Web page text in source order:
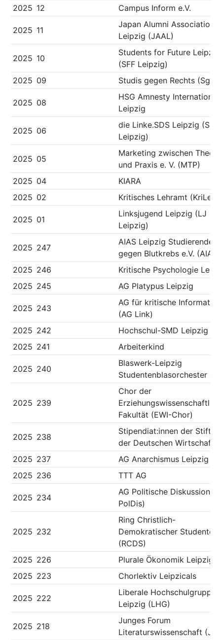
2025 12 Campus Inform e.V.
2025 11
Japan Alumni Association
Leipzig (JAAL)
2025 10
Students for Future Leipzig
(SFF Leipzig)
2025 09 Studis gegen Rechts (SgR)
2025 08
HSG Amnesty International
Leipzig
2025 06
die Linke.SDS Leipzig (SDS
Leipzig)
2025 05
Marketing zwischen
und Praxis e. V. (MTP)
2025 04
KIARA
2025 02 Kritisches Lehramt (KriLe)
2025 01
Linksjugend Leipzig (LJ
Leipzig)
2025 247
AIAS Leipzig Studierende
gegen Blutkrebs e.V. (AIAS)
2025 246
Kritische Psychologie
2025 245 AG Platypus Leipzig
2025 243
AG für kritische Informatik
(AG Link)
2025 242
Hochschul-SMD Leipzig
2025 241 Arbeiterkind
2025 240
Blaswerk-Leipzig
Studentenblasorchester
2025 239
Chor der
Fakultät (EWI-Chor)
2025 238
Stipendiat:innen der
der Deutschen Wirtschaft
2025 237
AG Anarchismus Leipzig
2025 236 TTT AG
2025 234
AG Politische Diskussion
PolDis)
2025 232
Ring Christlich-
Demokratischer Studenten
(RCDS)
2025 226
Plurale Ökonomik Leipzig
2025 223 Chorlektiv Leipzicals
2025 222
Liberale Hochschulgruppe
Leipzig (LHG)
2025 218
Junges Forum
Literaturswissenschaft